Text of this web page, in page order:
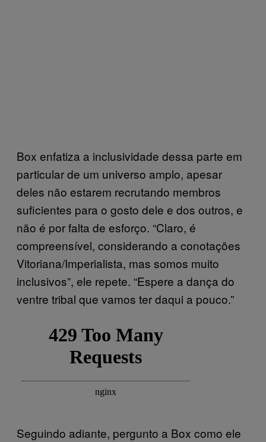
Box enfatiza a inclusividade dessa parte em
particular de um universo amplo, apesar
deles não estarem recrutando membros
suficientes para o gosto dele e dos outros, e
não é por falta de esforço. “Claro, é
compreensível, considerando a conotações
Vitoriana/Imperialista, mas somos muito
inclusivos”, ele repete. “Espere a dança do
ventre tribal que vamos ter daqui a pouco.”
Seguindo adiante, pergunto a Box como ele